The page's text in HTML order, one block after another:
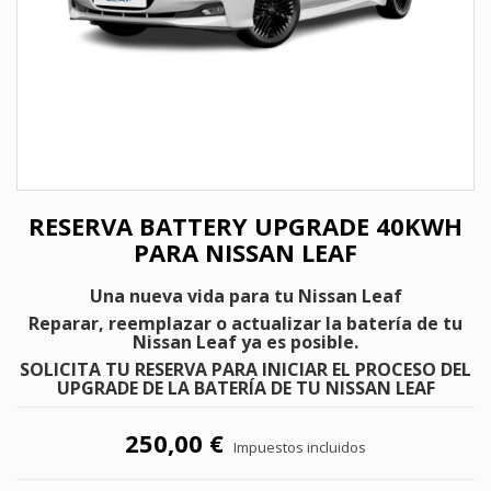
RESERVA BATTERY UPGRADE 40KWH
PARA NISSAN LEAF
Una nueva vida para tu Nissan Leaf
Reparar, reemplazar o actualizar la batería de tu
Nissan Leaf ya es posible.
SOLICITA TU RESERVA PARA INICIAR EL PROCESO DEL
UPGRADE DE LA BATERÍA DE TU NISSAN LEAF
250,00 € Impuestos incluidos